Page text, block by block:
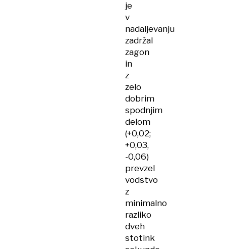
je
v
nadaljevanju
zadržal
zagon
in
z
zelo
dobrim
spodnjim
delom
(+0,02;
+0,03,
-0,06)
prevzel
vodstvo
z
minimalno
razliko
dveh
stotink